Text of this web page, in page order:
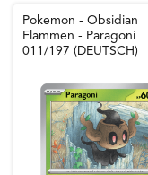
Pokemon - Obsidian
Flammen - Paragoni
011/197 (DEUTSCH)